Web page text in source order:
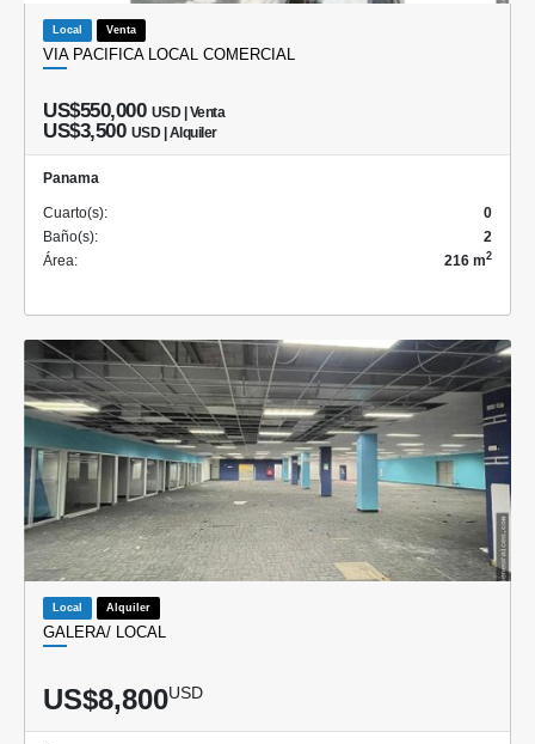
Local Venta
VIA PACIFICA LOCAL COMERCIAL
US$550,000 USD | Venta
US$3,500 USD | Alquiler
Panama
Cuarto(s):
0
Baño(s):
2
Área:
216 m2
Local Alquiler
GALERA/ LOCAL
US$8,800USD